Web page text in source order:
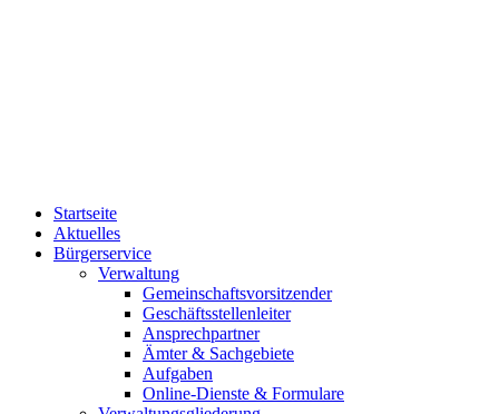
Startseite
Aktuelles
Bürgerservice
Verwaltung
Gemeinschaftsvorsitzender
Geschäftsstellenleiter
Ansprechpartner
Ämter & Sachgebiete
Aufgaben
Online-Dienste & Formulare